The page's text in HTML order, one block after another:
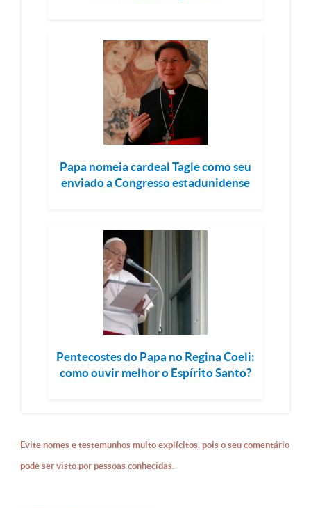
Papa nomeia cardeal Tagle como seu
enviado a Congresso estadunidense
Pentecostes do Papa no Regina Coeli:
como ouvir melhor o Espírito Santo?
Evite nomes e testemunhos muito explícitos, pois o seu comentário
pode ser visto por pessoas conhecidas.